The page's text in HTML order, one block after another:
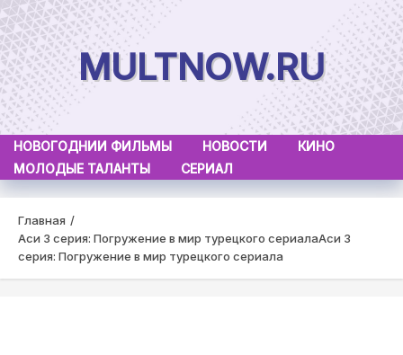
Skip
to
content
MULTNOW.RU
НОВОГОДНИИ ФИЛЬМЫ НОВОСТИ
КИНО
МОЛОДЫЕ ТАЛАНТЫ
СЕРИАЛ
Главная
Аси 3 серия: Погружение в мир турецкого сериалаАси 3
серия: Погружение в мир турецкого сериала